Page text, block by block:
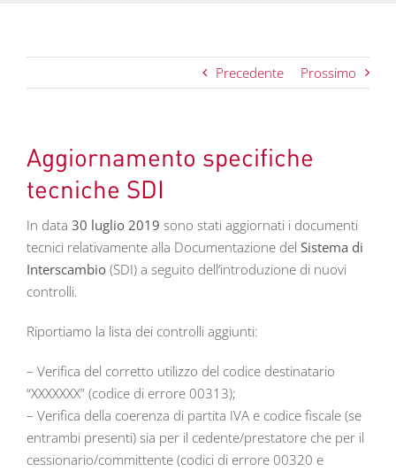
Precedente Prossimo
Aggiornamento specifiche
tecniche SDI
In data 30 luglio 2019 sono stati aggiornati i documenti
tecnici relativamente alla Documentazione del Sistema di
Interscambio (SDI) a seguito dell’introduzione di nuovi
controlli.
Riportiamo la lista dei controlli aggiunti:
– Verifica del corretto utilizzo del codice destinatario
“XXXXXXX” (codice di errore 00313);
– Verifica della coerenza di partita IVA e codice fiscale (se
entrambi presenti) sia per il cedente/prestatore che per il
cessionario/committente (codici di errore 00320 e